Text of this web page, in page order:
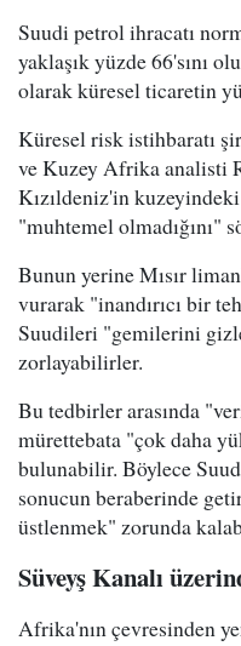
Suudi petrol ihracatı
yaklaşık yüzde 66'sını
olarak küresel ticaretin
Küresel risk istihbaratı
ve Kuzey Afrika analisti
Kızıldeniz'in
"muhtemel olmadığını"
Bunun yerine Mısır
vurarak "inandırıcı bir
Suudileri "gemilerini
zorlayabilirler.
Bu tedbirler arasında
mürettebata "çok daha
bulunabilir. Böylece
sonucun beraberinde
üstlenmek" zorunda
Süveyş Kanalı
Afrika'nın çevresinden